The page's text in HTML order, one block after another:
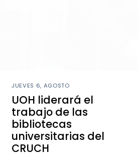
JUEVES 6, AGOSTO
UOH liderará el
trabajo de las
bibliotecas
universitarias del
CRUCH